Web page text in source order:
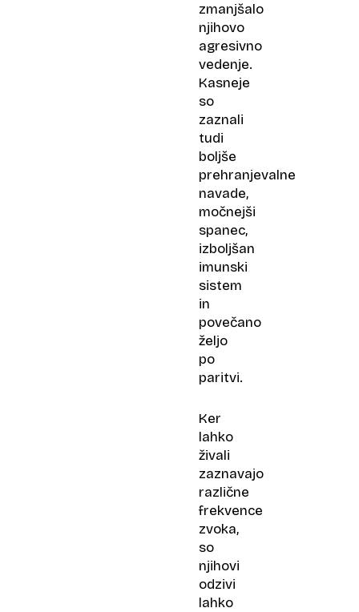
zmanjšalo
njihovo
agresivno
vedenje.
Kasneje
so
zaznali
tudi
boljše
prehranjevalne
navade,
močnejši
spanec,
izboljšan
imunski
sistem
in
povečano
željo
po
paritvi.
Ker
lahko
živali
zaznavajo
različne
frekvence
zvoka,
so
njihovi
odzivi
lahko